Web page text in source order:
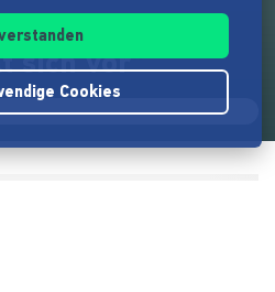
sich vor"
Cookies